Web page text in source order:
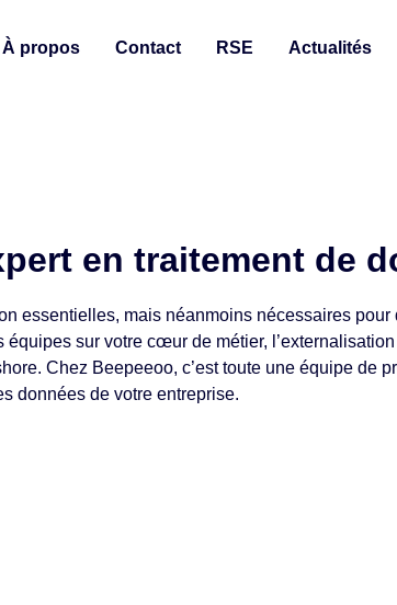
À propos Contact RSE Actualités
en traitement de
essentielles, mais néanmoins nécessaires
équipes sur votre cœur de métier,
Chez Beepeeoo, c’est toute une équipe de
données de votre entreprise.